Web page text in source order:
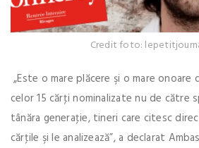
Credit foto:
„Este o mare plăcere şi o mare
celor 15 cărţi nominalizate nu de către
tânăra generaţie, tineri care citesc
cărţile şi le analizează”, a declarat